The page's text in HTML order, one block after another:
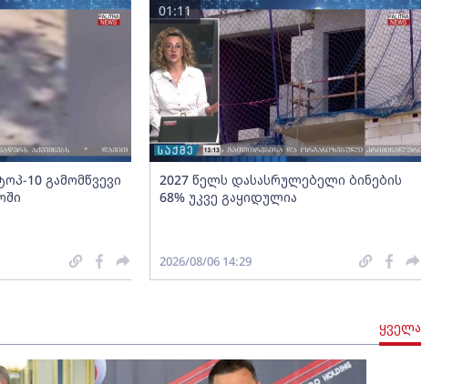
10 გამომწვევი
2027 წელს დასასრულებელი ბინების
68% უკვე გაყიდულია
01:11
2026/08/06 14:29
ყველა